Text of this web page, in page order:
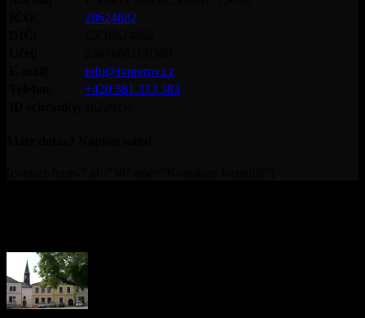
28624882
info@tvprerov.cz
+420 581 333 383